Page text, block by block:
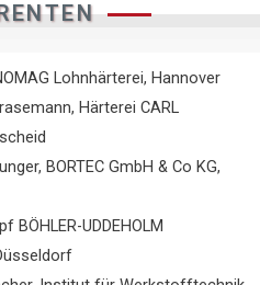
Lohnhärterei, Hannover
Härterei CARL
BORTEC GmbH & Co KG,
BÖHLER-UDDEHOLM